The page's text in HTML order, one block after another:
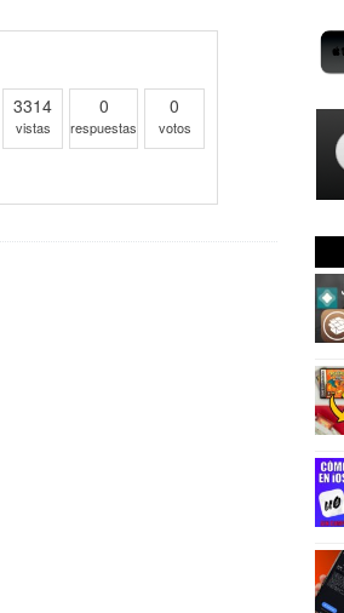
3314
vistas
0
respuestas
0
votos